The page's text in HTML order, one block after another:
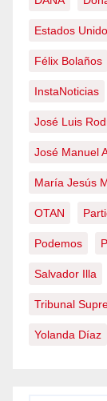
Estados
Félix Bolaños
InstaNoticias
José Luis
José Manuel
María Jesús
OTAN
Podemos
Salvador Illa
Tribunal
Yolanda Díaz